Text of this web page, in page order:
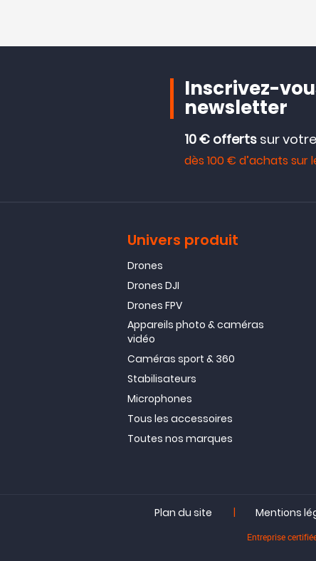
Inscrivez-
newsletter
10 € offerts sur
dès 100 € d’achats sur
Univers produit
Drones
Drones DJI
Drones FPV
Appareils photo & caméras
vidéo
Caméras sport & 360
Stabilisateurs
Microphones
Tous les accessoires
Toutes nos marques
Plan du site | Mentions
Entreprise